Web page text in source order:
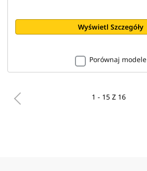
Wyświetl Szczegóły
Porównaj modele
1 - 15 Z 16